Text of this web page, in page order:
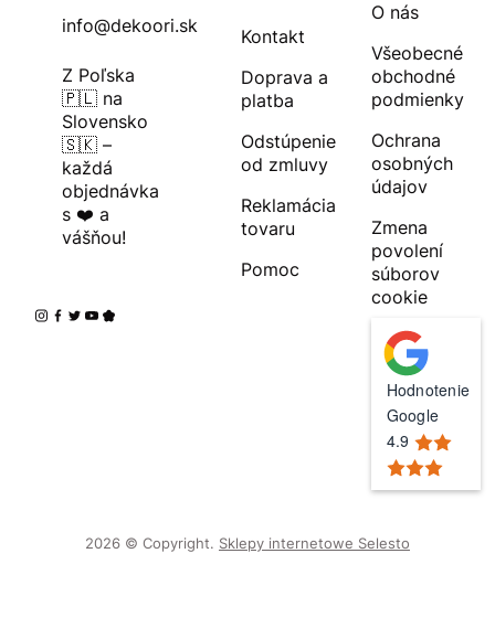
info@dekoori.sk
Z Poľska
🇵🇱 na
Slovensko
🇸🇰 –
každá
objednávka
s ❤️ a
vášňou!
Kontakt
Doprava a
platba
Odstúpenie
od zmluvy
Reklamácia
tovaru
Pomoc
O nás
Všeobecné
obchodné
podmienky
Ochrana
osobných
údajov
Zmena
povolení
súborov
cookie
Hodnotenie
Google
4.9
2026 © Copyright. Sklepy internetowe Selesto